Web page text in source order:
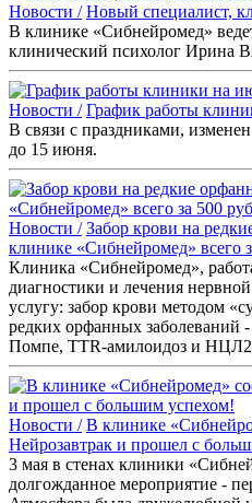
Новости / Новый специалист,
В клинике «Сибнейромед»
клинический психолог Ирина
Новости / График работы
В связи с праздниками,
до 15 июня.
Новости / Забор крови на
клинике «Сибнейромед» всего
Клиника «Сибнейромед»,
диагностики и лечения
услугу: забор крови методом
редких орфанных заболеваний
Помпе, TTR-амилоидоз и
Новости / В клинике
Нейрозавтрак и прошел с
3 мая в стенах клиники
долгожданное мероприятие -